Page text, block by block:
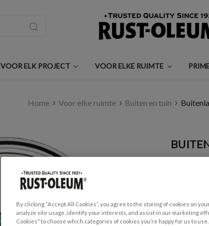
VOOR ELK PROJECT VOOR ELKE RUIMTE
Home Voor elke ruimte Buiten en tuin
By clicking “Accept All Cookies”, you agree to the storing of cookies on
analyze site usage, identify your interests, and assist in our marketing
Cookies" to choose which categories of cookies you’re happy for us to use.